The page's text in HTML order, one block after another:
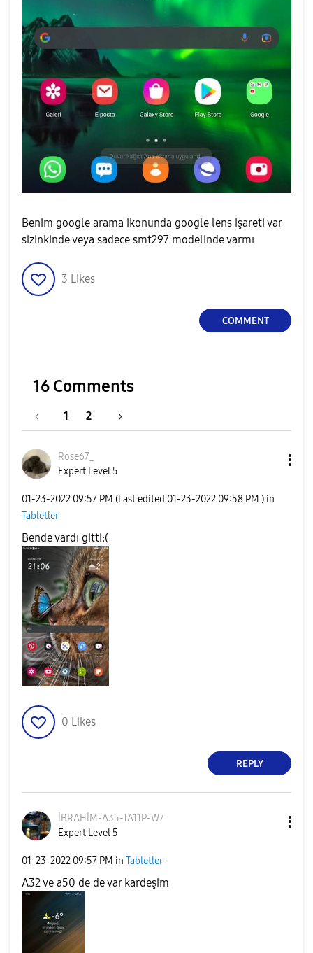
Benim google arama ikonunda google lens işareti var
sizinkinde veya sadece smt297 modelinde varmı
3 Likes
COMMENT
16 Comments
1 2
Rose67_
Expert Level 5
‎01-23-2022 09:57 PM (Last edited ‎01-23-2022 09:58 PM ) in
Tabletler
Bende vardı gitti:(
0 Likes
REPLY
İBRAHİM-A35-TA11P-W7
Expert Level 5
‎01-23-2022 09:57 PM in Tabletler
A32 ve a50 de de var kardeşim